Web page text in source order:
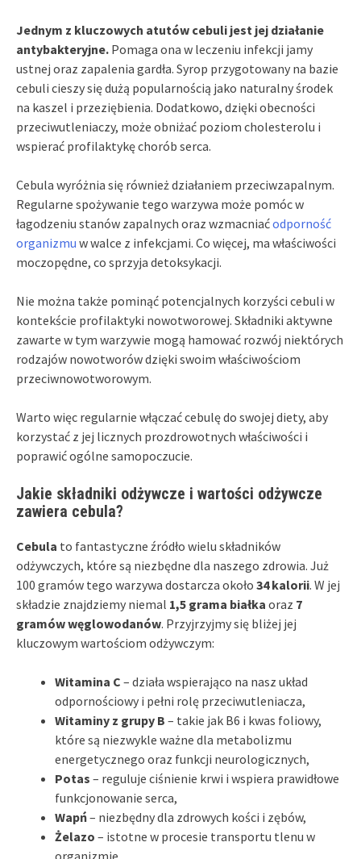
Jednym z kluczowych atutów cebuli jest jej działanie
antybakteryjne. Pomaga ona w leczeniu infekcji jamy
ustnej oraz zapalenia gardła. Syrop przygotowany na bazie
cebuli cieszy się dużą popularnością jako naturalny środek
na kaszel i przeziębienia. Dodatkowo, dzięki obecności
przeciwutleniaczy, może obniżać poziom cholesterolu i
wspierać profilaktykę chorób serca.
Cebula wyróżnia się również działaniem przeciwzapalnym.
Regularne spożywanie tego warzywa może pomóc w
łagodzeniu stanów zapalnych oraz wzmacniaćodporność
organizmu w walce z infekcjami. Co więcej, ma właściwości
moczopędne, co sprzyja detoksykacji.
Nie można także pominąć potencjalnych korzyści cebuli w
kontekście profilaktyki nowotworowej. Składniki aktywne
zawarte w tym warzywie mogą hamować rozwój niektórych
rodzajów nowotworów dzięki swoim właściwościom
przeciwnowotworowym.
Warto więc regularnie włączać cebulę do swojej diety, aby
korzystać z jej licznych prozdrowotnych właściwości i
poprawić ogólne samopoczucie.
Jakie składniki odżywcze i wartości odżywcze
zawiera cebula?
Cebula to fantastyczne źródło wielu składników
odżywczych, które są niezbędne dla naszego zdrowia. Już
100 gramów tego warzywa dostarcza około 34 kalorii. W jej
składzie znajdziemy niemal 1,5 grama białka oraz 7
gramów węglowodanów. Przyjrzyjmy się bliżej jej
kluczowym wartościom odżywczym:
Witamina C – działa wspierająco na nasz układ
odpornościowy i pełni rolę przeciwutleniacza,
Witaminy z grupy B – takie jak B6 i kwas foliowy,
które są niezwykle ważne dla metabolizmu
energetycznego oraz funkcji neurologicznych,
Potas – reguluje ciśnienie krwi i wspiera prawidłowe
funkcjonowanie serca,
Wapń– niezbędny dla zdrowych kości i zębów,
Żelazo – istotne w procesie transportu tlenu w
organizmie.